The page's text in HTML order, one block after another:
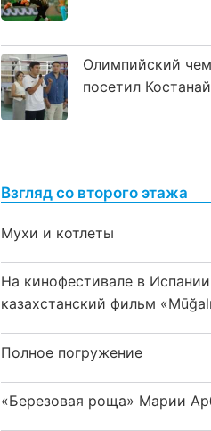
Олимпийский
посетил Костанай
Взгляд со второго этажа
Мухи и котлеты
На кинофестивале в
казахстанский фильм
Полное погружение
«Березовая роща» Марии